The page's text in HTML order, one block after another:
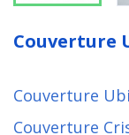
Couverture
Couverture
Couverture